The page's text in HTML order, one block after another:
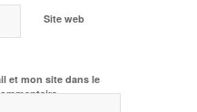
Site web
et mon site dans le